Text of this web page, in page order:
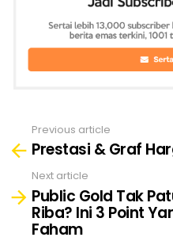
more
Previous article
Prestasi & Graf
Next article
Public Gold Tak
Riba? Ini 3 Point
Faham